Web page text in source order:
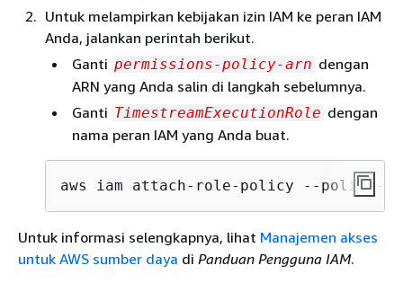
Untuk melampirkan kebijakan izin IAM ke peran IAM
Anda, jalankan perintah berikut.
Ganti permissions-policy-arn dengan
ARN yang Anda salin di langkah sebelumnya.
Ganti TimestreamExecutionRole dengan
nama peran IAM yang Anda buat.
aws iam attach-role-policy --policy-
Untuk informasi selengkapnya, lihat Manajemen akses
untuk AWS sumber daya di Panduan Pengguna IAM.